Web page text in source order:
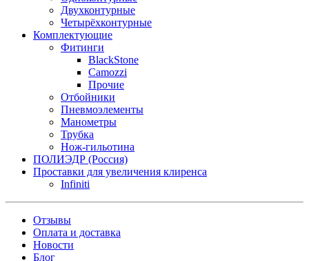
Двухконтурные
Четырёхконтурные
Комплектующие
Фитинги
BlackStone
Camozzi
Прочие
Отбойники
Пневмоэлементы
Манометры
Трубка
Нож-гильотина
ПОЛИЭДР (Россия)
Проставки для увеличения клиренса
Infiniti
Отзывы
Оплата и доставка
Новости
Блог